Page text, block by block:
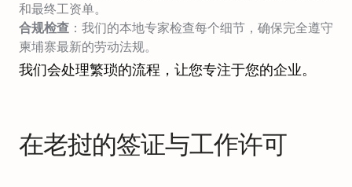
和最终工资单。
合规检查 ：我们的本地专家检查每个细节，确保完全遵守
柬埔寨最新的劳动法规。
我们会处理繁琐的流程，让您专注于您的企业。
在老挝的签证与工作许可